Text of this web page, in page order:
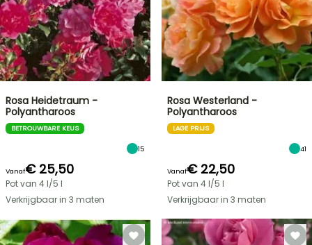
Rosa Heidetraum -
Polyantharoos
BETROUWBARE KEUS
15
Vanaf€ 25,50
Pot van 4 l/5 l
Verkrijgbaar in 3 maten
Rosa Westerland -
Polyantharoos
LAGE PRIJS
41
Vanaf€ 22,50
Pot van 4 l/5 l
Verkrijgbaar in 3 maten